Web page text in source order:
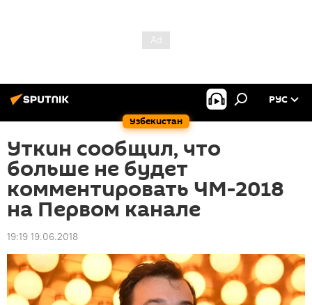
Узбекистан
РУС
Уткин сообщил, что
больше не будет
комментировать ЧМ-2018
на Первом канале
19:19 19.06.2018